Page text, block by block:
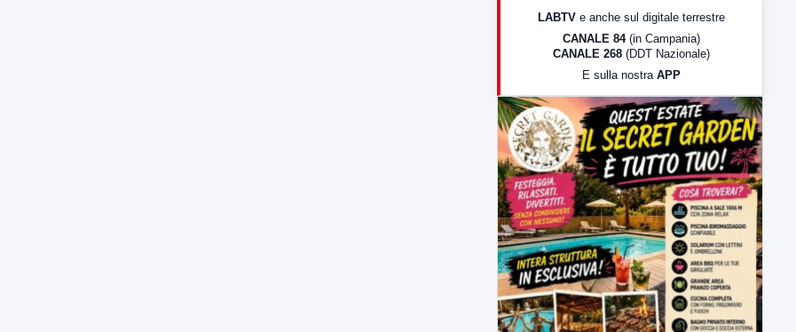
LabNews (Diretta)
23:00 LabNews (replica)
LABTV e anche sul digitale terrestre
CANALE 84 (in Campania)
CANALE 268 (DDT Nazionale)
E sulla nostra APP